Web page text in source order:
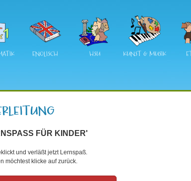
ENGLISCH HSU KUNST & MUSIK
FÜR KINDER'
und verläßt jetzt Lernspaß.
möchtest klicke auf zurück.